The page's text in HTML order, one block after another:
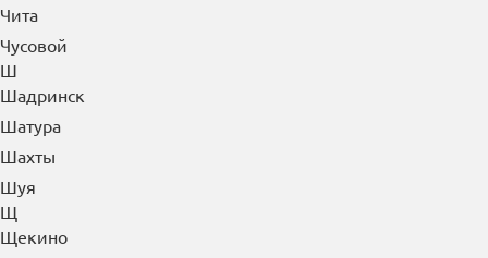
Чита
Чусовой
Ш
Шадринск
Шатура
Шахты
Шуя
Щ
Щекино